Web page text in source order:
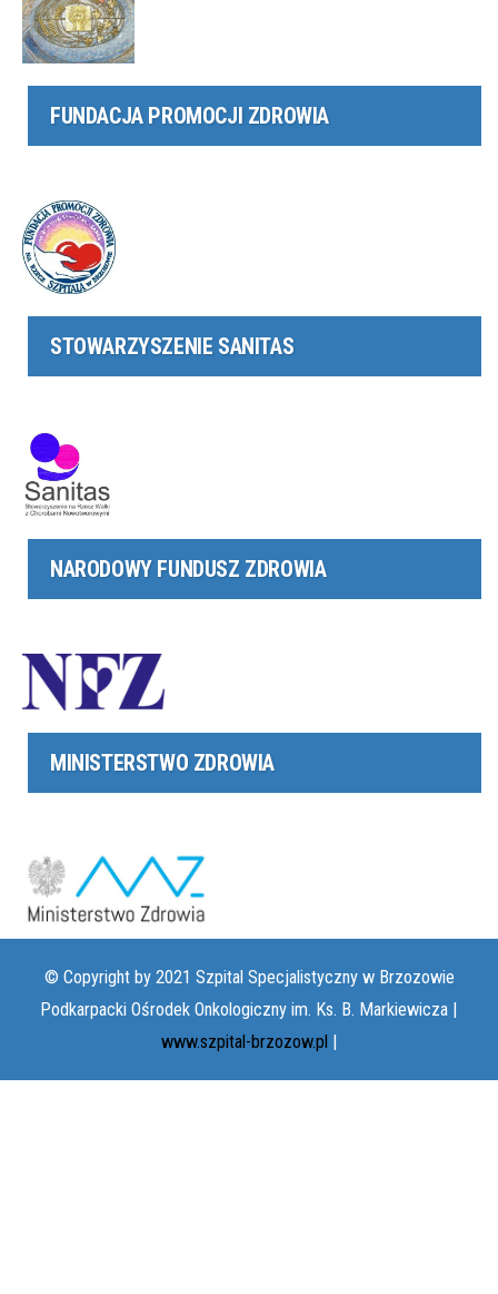
FUNDACJA PROMOCJI ZDROWIA
STOWARZYSZENIE SANITAS
NARODOWY FUNDUSZ ZDROWIA
MINISTERSTWO ZDROWIA
© Copyright by 2021 Szpital Specjalistyczny w Brzozowie
Podkarpacki Ośrodek Onkologiczny im. Ks. B. Markiewicza |
www.szpital-brzozow.pl |